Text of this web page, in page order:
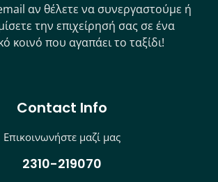
αν θέλετε να συνεργαστούμε ή
την επιχείρησή σας σε ένα
κοινό που αγαπάει το ταξίδι!
Contact Info
Επικοινωνήστε μαζί μας
2310-219070